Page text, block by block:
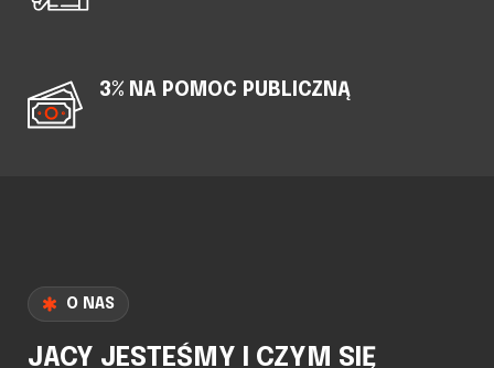
3% NA POMOC PUBLICZNĄ
O NAS
JACY JESTEŚMY I CZYM SIĘ